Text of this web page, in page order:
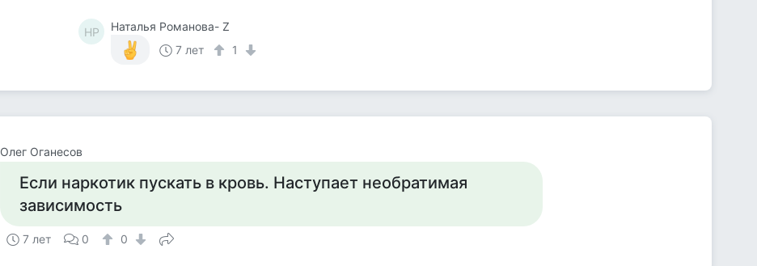
НР
Наталья Романова- Z
7 лет
1
Олег Оганесов
Если наркотик пускать в кровь. Наступает необратимая
зависимость
7 лет 0 0